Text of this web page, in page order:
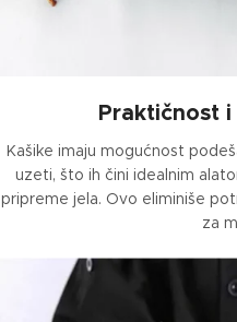
Praktičnost
Kašike imaju mogućnost
uzeti, što ih čini idealnim
pripreme jela. Ovo eliminiše
za